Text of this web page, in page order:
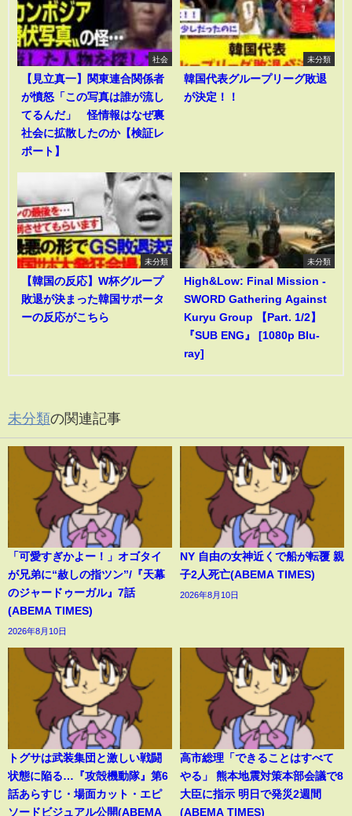
社会
【見立真一】関東連合関係者
が憤怒「この写真は誰が流し
てるんだ」 怪情報はなぜ裏
社会に拡散したのか【検証レ
ポート】
未分類
韓国代表グループリーグ敗退
が決定！！
未分類
【韓国の反応】W杯グループ
敗退が決まった韓国サポータ
ーの反応がこちら
未分類
High&Low: Final Mission -
SWORD Gathering Against
Kuryu Group 【Part. 1/2】
『SUB ENG』 [1080p Blu-
ray]
未分類の関連記事
「可愛すぎかよー！」オゴタイ
が兄弟に“赦しの指ツン”/『天幕
のジャードゥーガル』7話
(ABEMA TIMES)
2026年8月10日
NY 自由の女神近くで船が転覆 親
子2人死亡(ABEMA TIMES)
2026年8月10日
トグサは武装集団と激しい戦闘
状態に陥る…『攻殻機動隊』第6
話あらすじ・場面カット・エピ
ソードビジュアル公開(ABEMA
高市総理「できることはすべて
やる」 熊本地震対策本部会議で8
大臣に指示 明日で発災2週間
(ABEMA TIMES)